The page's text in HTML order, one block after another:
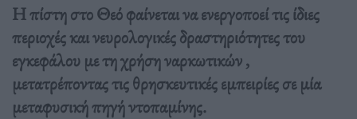
Η πίστη στο Θεό φαίνεται να ενεργοποεί τις ίδιες
περιοχές και νευρολογικές δραστηριότητες του
εγκεφάλου με τη χρήση ναρκωτικών ,
μετατρέποντας τις θρησκευτικές εμπειρίες σε μία
μεταφυσική πηγή ντοπαμίνης.